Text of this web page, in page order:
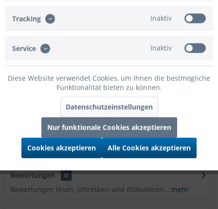
Merken
in den Warenkorb zu gelangen.
Artikel-Nr.:
02-32139H.LF
Ja
Nein
Beschreibung
Betallic Folienballon Wildflowers Birthday Holographic
23cm/9" luftgefüllt mit Stab
mehr
Bewertungen
0
Bewertungen lesen, schreiben und diskutieren... mehr
Tracking Inaktiv
Service Inaktiv
Diese Website verwendet Cookies, um Ihnen die bestmögliche
Funktionalität bieten zu können.
Datenschutzeinstellungen
Nur funktionale Cookies akzeptieren
Cookies akzeptieren Alle Cookies akzeptieren